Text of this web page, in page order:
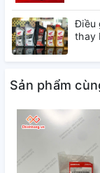
Điều
thay
Sản phẩm